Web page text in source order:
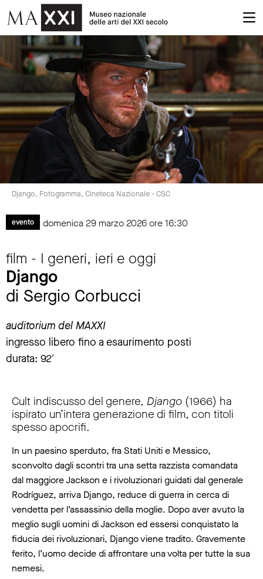
Django, Fotogramma, Cineteca Nazionale - CSC
evento domenica 29 marzo 2026 ore 16:30
film - I generi, ieri e oggi
Django
di Sergio Corbucci
auditorium del MAXXI
ingresso libero fino a esaurimento posti
durata: 92′
Cult indiscusso del genere, Django (1966) ha
ispirato un’intera generazione di film, con titoli
spesso apocrifi.
In un paesino sperduto, fra Stati Uniti e Messico,
sconvolto dagli scontri tra una setta razzista comandata
dal maggiore Jackson e i rivoluzionari guidati dal generale
Rodríguez, arriva Django, reduce di guerra in cerca di
vendetta per l’assassinio della moglie. Dopo aver avuto la
meglio sugli uomini di Jackson ed essersi conquistato la
fiducia dei rivoluzionari, Django viene tradito. Gravemente
ferito, l’uomo decide di affrontare una volta per tutte la sua
nemesi.